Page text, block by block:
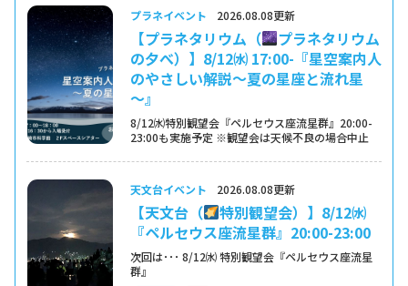
プラネイベント 2026.08.08更新
【プラネタリウム（
プラネタリウム
の夕べ）】8/12㈬ 17:00-『星空案内人
のやさしい解説～夏の星座と流れ星
～』
8/12㈬特別観望会『ペルセウス座流星群』20:00-
23:00も実施予定 ※観望会は天候不良の場合中止
天文台イベント 2026.08.08更新
【天文台（
特別観望会）】8/12㈬
『ペルセウス座流星群』20:00-23:00
次回は･･･ 8/12㈬ 特別観望会『ペルセウス座流星
群』